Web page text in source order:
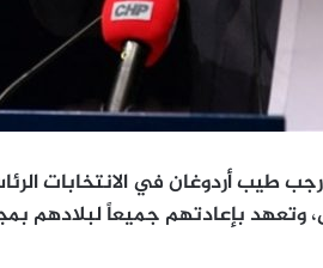
طيب أردوغان في الانتخابات